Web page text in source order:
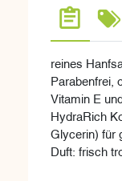
reines
Parabenfrei,
Vitamin E
HydraRich
Glycerin) für
Duft: frisch